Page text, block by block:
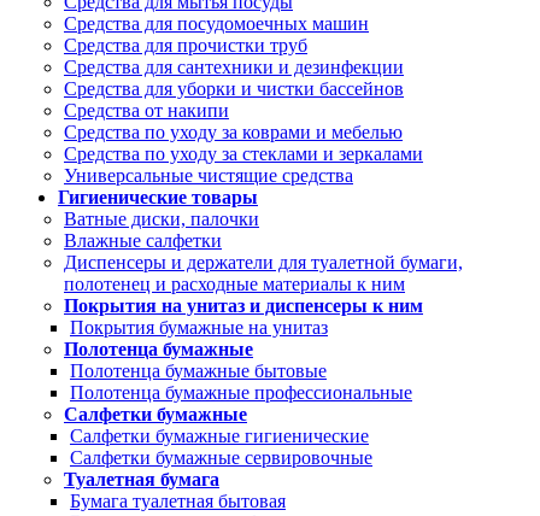
Средства для посудомоечных машин
Средства для прочистки труб
Средства для сантехники и дезинфекции
Средства для уборки и чистки бассейнов
Средства от накипи
Средства по уходу за коврами и мебелью
Средства по уходу за стеклами и зеркалами
Универсальные чистящие средства
Гигиенические товары
Ватные диски, палочки
Влажные салфетки
Диспенсеры и держатели для туалетной бумаги,
полотенец и расходные материалы к ним
Покрытия на унитаз и диспенсеры к ним
Покрытия бумажные на унитаз
Полотенца бумажные
Полотенца бумажные бытовые
Полотенца бумажные профессиональные
Салфетки бумажные
Салфетки бумажные гигиенические
Салфетки бумажные сервировочные
Туалетная бумага
Бумага туалетная бытовая